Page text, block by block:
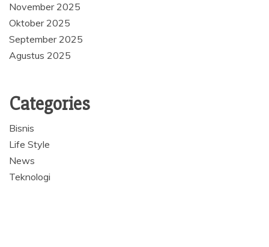
November 2025
Oktober 2025
September 2025
Agustus 2025
Categories
Bisnis
Life Style
News
Teknologi